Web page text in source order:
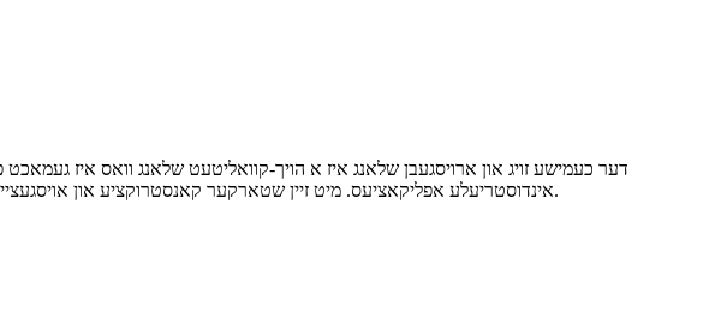
דער כעמישע זויג און ארויסגעבן שלאנג איז א הויך-קוואליטעט שלאנג וואס איז
אינדוסטריעלע אפליקאציעס. מיט זיין שטארקער קאנסטרוקציע און אויסגעצייכנטע כעמישע קעגנשטעל אייגנשאפטן, אָפערט דער שלאנג א פארלעסלעכע פאָרשטעלונג און לאנג-דויערנדיקע האַרטקייט.